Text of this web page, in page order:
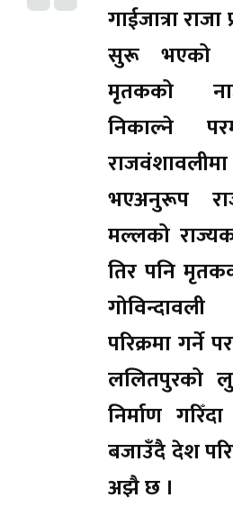
गाईजात्रा
सुरू भएको
मृतकको
निकाल्ने
भएअनुरूप
मल्लको
तिर पनि
परिक्रमा गर्ने
ललितपुरको
निर्माण
बजाउँदै देश
अझै छ ।